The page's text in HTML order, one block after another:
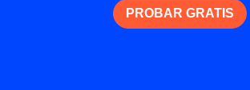
PROBAR GRATIS